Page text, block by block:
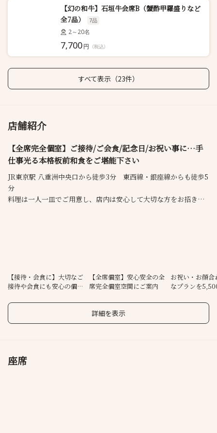
【幻の和牛】石垣牛会席B（蟹酢甲羅盛りなど
全7品）
7品
2～20名
7,700円 （税込）
すべて表示（23件）
店舗紹介
【全席完全個室】ご接待/ご会食/記念日/お祝い事に…手
仕事光る本格板前和食をご堪能下さい
JR東京駅 八重洲中央口から徒歩3分 東西線・銀座線からも徒歩5
分
料理は一人一皿でご用意し、店内は安心して大切な方をお招きで
【接待・会食に】大切なご
接待や会食にも安心の個別
【全席個室】安心安全の全
席完全個室空間にご案内
お祝い・お顔合
なプランを
詳細を表示
座席